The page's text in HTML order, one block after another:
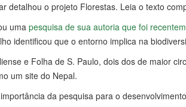
detalhou o projeto Florestas. Leia o texto
uma pesquisa de sua autoria que foi
identificou que o entorno implica na
e Folha de S. Paulo, dois dos de maior
um site do Nepal.
da pesquisa para o